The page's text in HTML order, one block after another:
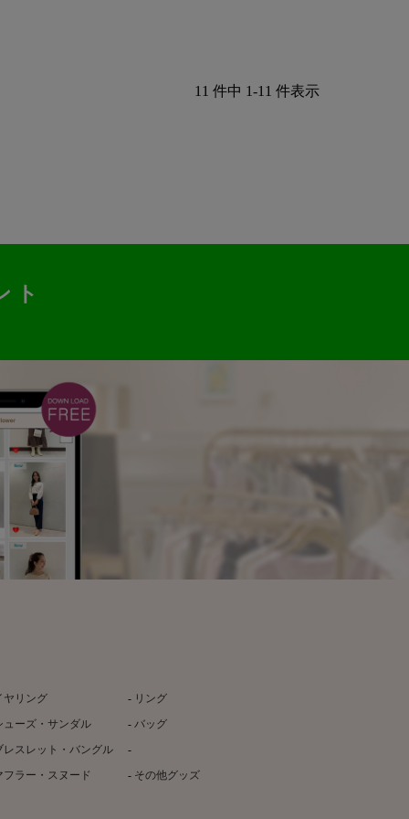
11 件中 1-11 件表示
ト
ヤリング
リング
ューズ・サンダル
バッグ
レスレット・バングル
フラー・スヌード
その他グッズ